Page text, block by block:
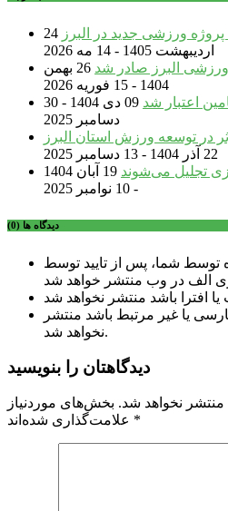
24
اردیبهشت 1405 - 14 مه 2026
البرز صادر شد
26 بهمن
1404 - 15 فوریه 2026
اعتبار شد
09 دی 1404 - 30
دسامبر 2025
در توسعه ورزش استان البرز
22 آذر 1404 - 13 دسامبر 2025
تجلیل می‌شوند
19 آبان 1404
- 10 نوامبر 2025
دیدگاه ها (0)
توسط شما، پس از تایید توسط
یا غیر مرتبط باشد منتشر
نخواهد شد.
دیدگاهتان را بنویسید
منتشر نخواهد شد. بخش‌های موردنیاز
*